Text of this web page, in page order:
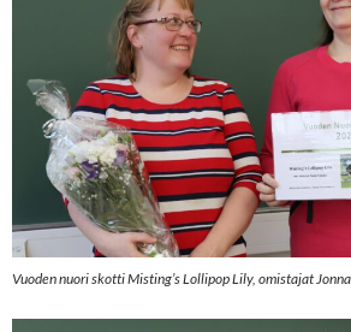
Vuoden nuori skotti Misting’s Lollipop Lily, omistajat